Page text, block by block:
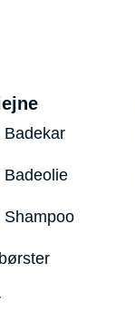
Badekar
Badeolie
Shampoo